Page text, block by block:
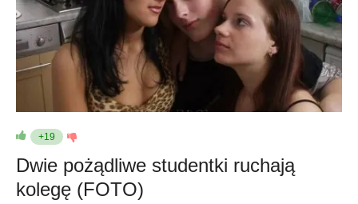
+19
Dwie pożądliwe studentki ruchają
kolegę (FOTO)